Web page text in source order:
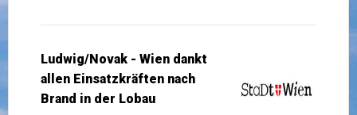
Ludwig/Novak - Wien dankt
allen Einsatzkräften nach
Brand in der Lobau